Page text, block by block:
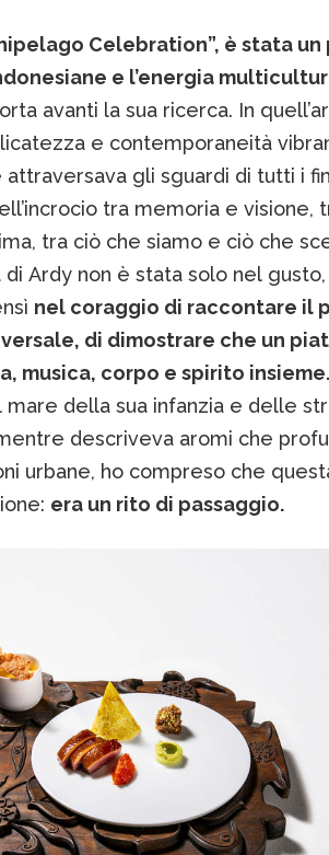
Celebration”, è stata
e l’energia
avanti la sua ricerca. In
e contemporaneità
gli sguardi di tutti i
tra memoria e visione,
tra ciò che siamo e ciò che
Ardy non è stata solo nel
nel coraggio di raccontare il
di dimostrare che un
musica, corpo e spirito insieme.
della sua infanzia e delle
descriveva aromi che
urbane, ho compreso che
era un rito di passaggio.